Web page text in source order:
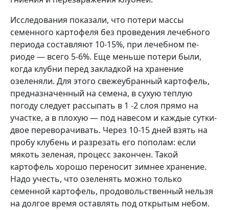
Исследования показали, что поте­ри массы
семенного картофеля без проведения лечебного
периода со­ставляют 10-15%, при лечебном пе­
риоде — всего 5-6%. Еще меньше потери были,
когда клубни перед зак­ладкой на хранение
озеленяли. Для этого свежеубранный картофель,
предназначенный на семена, в сухую теплую
погоду следует рассыпать в 1 -2 слоя прямо на
участке, а в плохую — под навесом и каждые сутки-
двое переворачивать. Через 10-15 дней взять на
пробу клубень и разрезать его пополам: если
мякоть зеленая, процесс закончен. Такой
картофель хорошо переносит зимнее хранение.
Надо учесть, что озеленять можно только
семенной картофель, продо­вольственный нельзя
на долгое вре­мя оставлять под открытым небом.